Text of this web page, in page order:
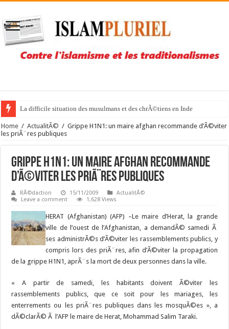
La difficile situation des musulmans et des chrÃ©tiens en Inde
Home / ActualitÃ© / Grippe H1N1: un maire afghan recommande d’Ã©viter
les priÃ¨res publiques
Grippe H1N1: un maire afghan recommande
d’Ã©viter les priÃ¨res publiques
RÃ©daction 15/11/2009
ActualitÃ©
Leave a comment
1,628 Views
HERAT (Afghanistan) (AFP) –Le maire d’Herat, la grande
ville de l’ouest de l’Afghanistan, a demandÃ© samedi Ã
ses administrÃ©s d’Ã©viter les rassemblements publics, y
compris lors des priÃ¨res, afin d’Ã©viter la propagation
de la grippe H1N1, aprÃ¨s la mort de deux personnes dans la ville.
« A partir de samedi, les habitants doivent Ã©viter les
rassemblements publics, que ce soit pour les mariages, les
enterrements ou les priÃ¨res publiques dans les mosquÃ©es », a
dÃ©clarÃ© Ã l’AFP le maire de Herat, Mohammad Salim Taraki.